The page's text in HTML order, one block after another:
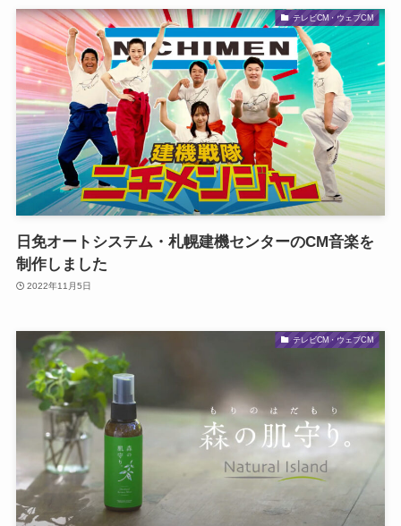
テレビCM・ウェブCM
日免オートシステム・札幌建機センターのCM音楽を
制作しました
2022年11月5日
テレビCM・ウェブCM